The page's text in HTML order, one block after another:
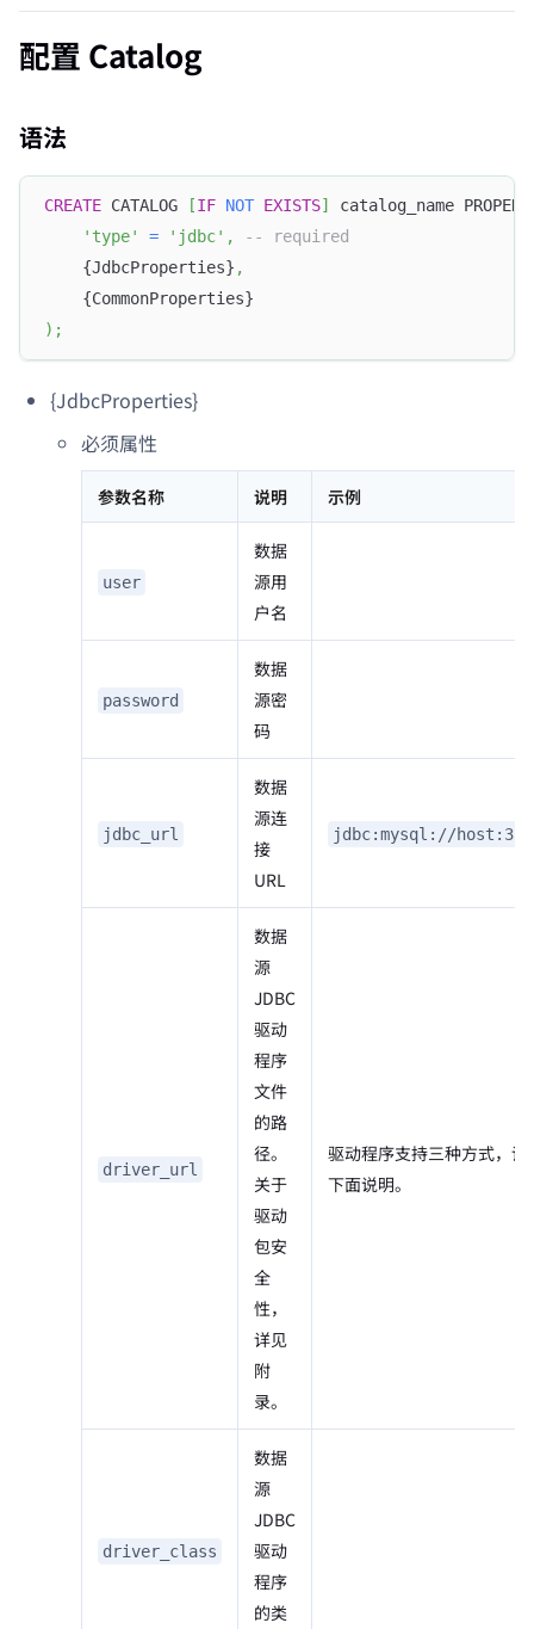
配置 Catalog
语法
CREATE CATALOG [IF NOT EXISTS]
catalog_name
'type'
= 'jdbc' ,
-- required
    {JdbcProperties}
,
    {CommonProperties}
) ;
{JdbcProperties}
必须属性
参数名称 说明 示例
user
数据
源用
户名
password
数据
源密
码
jdbc_url
数据
源连
接
URL
jdbc:mysql://
driver_url
数据
源
JDBC
驱动
程序
文件
的路
径。
关于
驱动
包安
全
性，
详见
附
录。
驱动程序支持三种方式，详
下面说明。
driver_class
数据
源
JDBC
驱动
程序
的类